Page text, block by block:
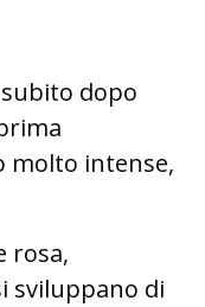
dopo
molto intense,
rosa,
sviluppano di